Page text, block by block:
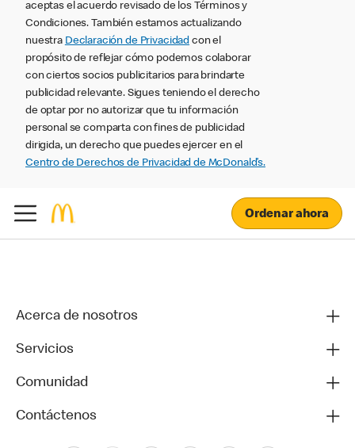
aceptas el acuerdo revisado de los Términos y
Condiciones. También estamos actualizando
nuestra Declaración de Privacidad con el
propósito de reflejar cómo podemos colaborar
con ciertos socios publicitarios para brindarte
publicidad relevante. Sigues teniendo el derecho
de optar por no autorizar que tu información
personal se comparta con fines de publicidad
dirigida, un derecho que puedes ejercer en el
Centro de Derechos de Privacidad de McDonald’s.
Ordenar ahora
Acerca de nosotros
Servicios
Comunidad
Contáctenos